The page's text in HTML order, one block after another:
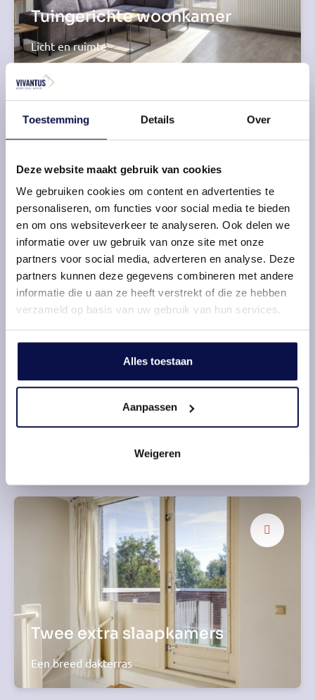
Toestemming Details Over
Deze website maakt gebruik van cookies
We gebruiken cookies om content en advertenties te
personaliseren, om functies voor social media te bieden
en om ons websiteverkeer te analyseren. Ook delen we
informatie over uw gebruik van onze site met onze
partners voor social media, adverteren en analyse. Deze
partners kunnen deze gegevens combineren met andere
informatie die u aan ze heeft verstrekt of die ze hebben
verzameld op basis van uw gebruik van hun services.
Alles toestaan
Aanpassen
Weigeren
Tuingerichte woonkamer
Licht en ruimte
Een open keuken
Functioneel en stijl
Een oase van rust
Royale inloop douche
Twee extra slaapkamers
Een breed dakterras